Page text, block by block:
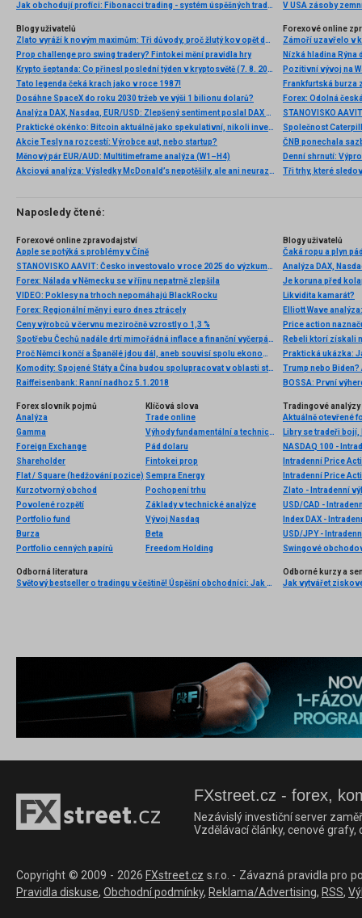
Jak obchodují profíci: Fibonacci trading - systém úspěšných traderů
V USA zásoby
Blogy uživatelů
Zlato vyráží k novým maximům: Tři důvody, proč žlutý kov opět dominuje
Prop challenge pro swing tradery? Fintokei mění pravidla hry
Krypto šeptanda: Co přinesl poslední týden v kryptosvětě (7. 8. 2026)
Tato legenda čeká krach jako v roce 1987!
Dosáhne SpaceX do roku 2030 tržeb ve výši 1 bilionu dolarů?
Analýza DAX, Nasdaq, EUR/USD: Zlepšený sentiment poslal DAX na nová maxima
Praktické okénko: Bitcoin aktuálně jako spekulativní, nikoli investiční aktivum
Akcie Tesly na rozcestí: Výrobce aut, nebo startup?
Měnový pár EUR/AUD: Multitimeframe analýza (W1–H4)
Akciová analýza: Výsledky McDonald’s nepotěšily, ale ani neurazily. Jakou vizi společnost prezentovala?
Forexové online
Nízká hladina
Pozitivní vývoj na
Frankfurtská burza
Denní shrnutí:
Tři trhy, které
Naposledy čtené:
Forexové online zpravodajství
Apple se potýká s problémy v Číně
STANOVISKO AAVIT: Česko investovalo v roce 2025 do výzkumu a vývoje více než v předchozím období. Na Evropu ale stále ztrácí
Forex: Nálada v Německu se v říjnu nepatrně zlepšila
VIDEO: Poklesy na trhoch nepomáhajú BlackRocku
Forex: Regionální měny i euro dnes ztrácely
Ceny výrobců v červnu meziročně vzrostly o 1,3 %
Spotřebu Čechů nadále drtí mimořádná inflace a finanční vyčerpání řady domácností, stabilizace je však už na obzoru. V zahraničí, kam míří za lácí i kvalitou, utrácí více a více Čechů, a to desítky miliard
Proč Němci končí a Španělé jdou dál, aneb souvisí spolu ekonomická výkonnost a sportovní úspěch?
Komodity: Spojené Státy a Čína budou spolupracovat v oblasti strategických ropných rezerv
Raiffeisenbank: Ranní nadhoz 5.1.2018
Blogy uživatelů
Čaká ropu a plyn
Je koruna před
Likvidita kamarát?
Price action
Rebeli ktorí získali
Praktická ukázka:
Trump nebo
BOSSA: První
Forex slovník pojmů
Analýza
Gamma
Foreign Exchange
Shareholder
Flat / Square (hedžování pozice)
Kurzotvorný obchod
Povolené rozpětí
Portfolio fund
Burza
Portfolio cenných papírů
Klíčová slova
Trade online
Výhody fundamentální a technické analýzy
Pád dolaru
Fintokei prop
Sempra Energy
Pochopení trhu
Základy v technické analýze
Vývoj Nasdaq
Beta
Freedom Holding
Tradingové analýzy
Aktuálně otevřené
Libry se tradeři bojí,
NASDAQ 100 -
Intradenní Price
Intradenní Price
Zlato - Intradenní
USD/CAD -
Index DAX -
USD/JPY -
Swingové
Odborná literatura
Světový bestseller o tradingu v češtině! Úspěšní obchodníci: Jak běžní lidé porážejí Wall Street v jeho vlastní hře
Odborné kurzy a
Jak vytvářet
FXstreet.cz - forex,
Nezávislý investiční server
Vzdělávací články, cenové
Copyright © 2009 - 2026 FXstreet.cz s.r.o. - Závazná pravidla pro
Pravidla diskuse, Obchodní podmínky, Reklama/Advertising, RSS,